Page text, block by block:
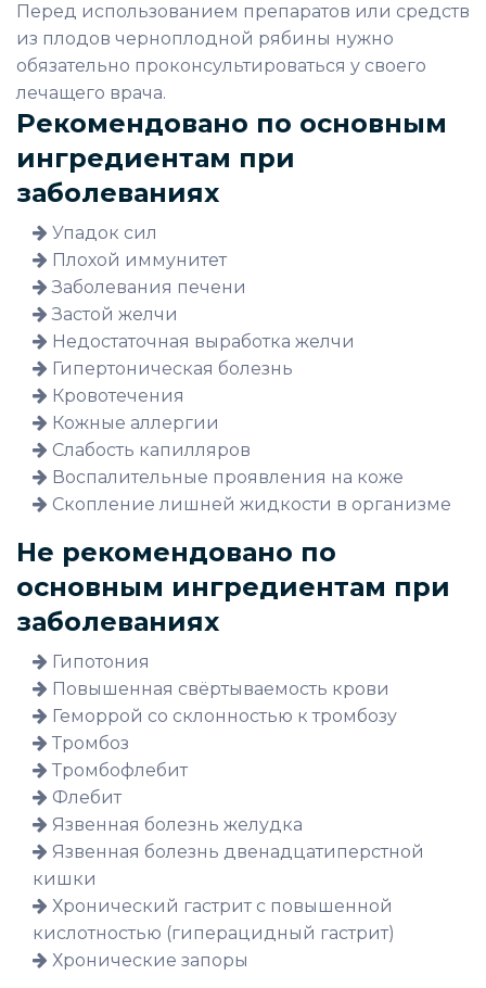
Перед использованием препаратов или средств
из плодов черноплодной рябины нужно
обязательно проконсультироваться у своего
лечащего врача.
Рекомендовано по основным
ингредиентам при
заболеваниях
Упадок сил
Плохой иммунитет
Заболевания печени
Застой желчи
Недостаточная выработка желчи
Гипертоническая болезнь
Кровотечения
Кожные аллергии
Слабость капилляров
Воспалительные проявления на коже
Скопление лишней жидкости в организме
Не рекомендовано по
основным ингредиентам при
заболеваниях
Гипотония
Повышенная свёртываемость крови
Геморрой со склонностью к тромбозу
Тромбоз
Тромбофлебит
Флебит
Язвенная болезнь желудка
Язвенная болезнь двенадцатиперстной
кишки
Хронический гастрит с повышенной
кислотностью (гиперацидный гастрит)
Хронические запоры